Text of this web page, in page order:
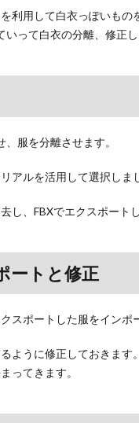
利用して白衣っぽいもの
って白衣の分離、修正し
服を分離させます。
アルを活用して選択しま
し、FBXでエクスポート
ートと修正
スポートした服をインポ
ように修正しておきます
ってきます。